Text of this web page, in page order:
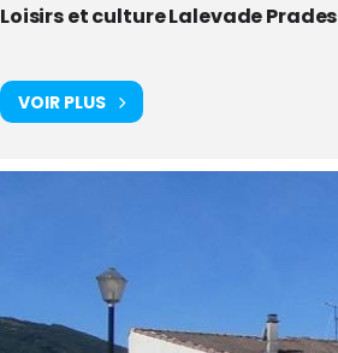
Loisirs et culture Lalevade Prades
VOIR PLUS